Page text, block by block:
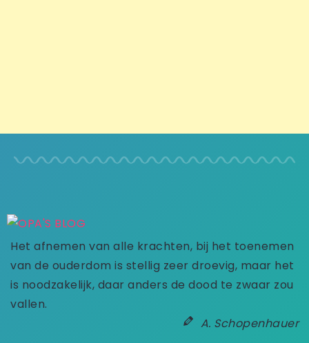
Het afnemen van alle krachten, bij het toenemen
van de ouderdom is stellig zeer droevig, maar het
is noodzakelijk, daar anders de dood te zwaar zou
vallen.
A. Schopenhauer